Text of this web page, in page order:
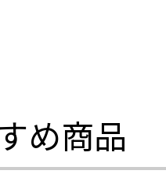
め商品